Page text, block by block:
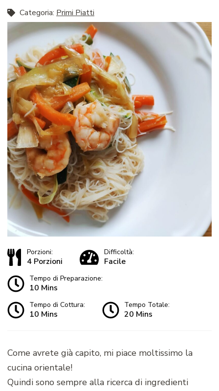
Categoria: Primi Piatti
Porzioni:
4 Porzioni
Difficoltà:
Facile
Tempo di Preparazione:
10 Mins
Tempo di Cottura:
10 Mins
Tempo Totale:
20 Mins
Come avrete già capito, mi piace moltissimo la
cucina orientale!
Quindi sono sempre alla ricerca di ingredienti